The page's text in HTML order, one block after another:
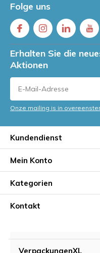
Folge uns
Erhalten Sie die
Aktionen
Onze mailing is in
Kundendienst
Mein Konto
Kategorien
Kontakt
VerpackungenXL